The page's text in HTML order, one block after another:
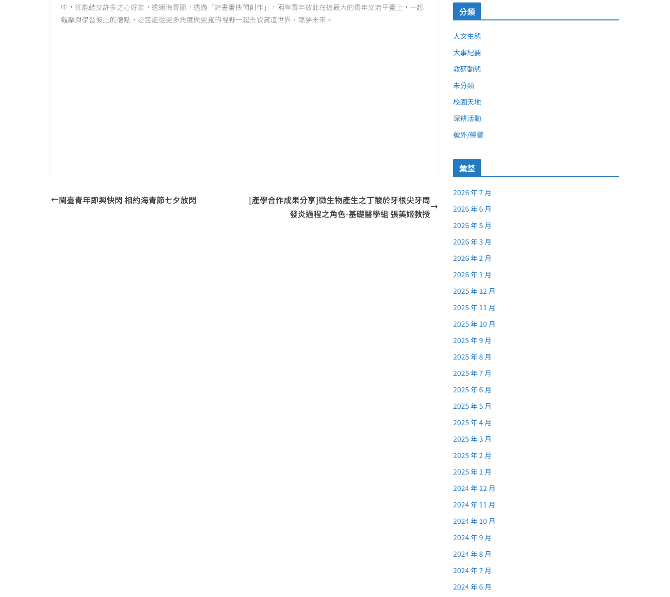
中，卻能結交許多之心好友，透過海青節，透過「詩書畫快閃創作」，兩岸青年彼此在這最大的青年交流平臺上，一起
觀摩與學習彼此的優點，必定能從更多角度與更寬的視野一起去欣賞這世界，築夢未來。
閩臺青年即興快閃 相約海青節七夕放閃
[產學合作成果分享]微生物產生之丁酸於牙根尖牙周
發炎過程之角色-基礎醫學組 張美姬教授
分類
人文生態
大事紀要
教研動態
未分類
校園天地
深耕活動
號外/榮譽
彙整
2026 年 7 月
2026 年 6 月
2026 年 5 月
2026 年 3 月
2026 年 2 月
2026 年 1 月
2025 年 12 月
2025 年 11 月
2025 年 10 月
2025 年 9 月
2025 年 8 月
2025 年 7 月
2025 年 6 月
2025 年 5 月
2025 年 4 月
2025 年 3 月
2025 年 2 月
2025 年 1 月
2024 年 12 月
2024 年 11 月
2024 年 10 月
2024 年 9 月
2024 年 8 月
2024 年 7 月
2024 年 6 月